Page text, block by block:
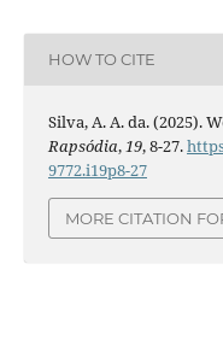
HOW TO CITE
Silva, A. A. da. (2025).
Rapsódia, 19, 8-27.
9772.i19p8-27
MORE CITATION